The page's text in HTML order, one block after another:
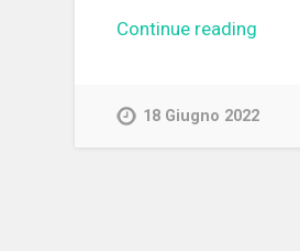
Continue reading
18 Giugno 2022